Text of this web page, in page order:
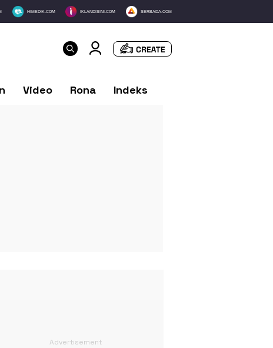
HIMEDIK.COM IKLANDISINI.COM SERBADA.COM
Video Rona Indeks